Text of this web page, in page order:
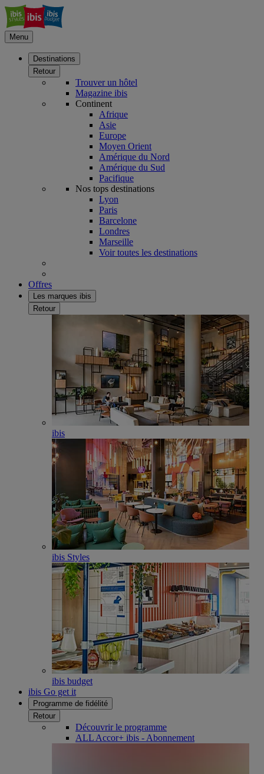
Menu
Destinations
Retour
Trouver un hôtel
Magazine ibis
Continent
Afrique
Asie
Europe
Moyen Orient
Amérique du Nord
Amérique du Sud
Pacifique
Nos tops destinations
Lyon
Paris
Barcelone
Londres
Marseille
Voir toutes les destinations
Offres
Les marques ibis
Retour
ibis
ibis Styles
ibis budget
ibis Go get it
Programme de fidélité
Retour
Découvrir le programme
ALL Accor+ ibis - Abonnement